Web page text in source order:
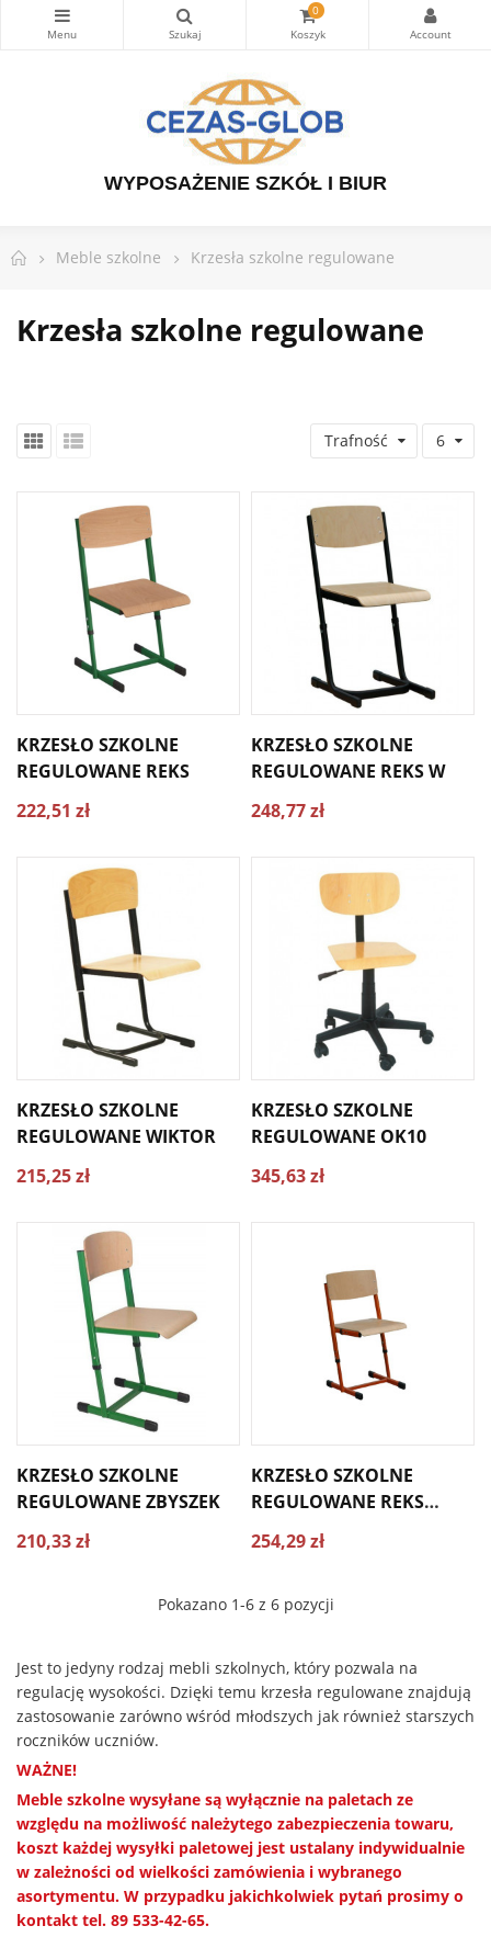
0
WYPOSAŻENIE SZKÓŁ I BIUR
Meble szkolne Krzesła szkolne regulowane
Krzesła szkolne regulowane
Trafność 6
KRZESŁO SZKOLNE
REGULOWANE REKS
222,51 zł
KRZESŁO SZKOLNE
REGULOWANE REKS W
248,77 zł
KRZESŁO SZKOLNE
REGULOWANE WIKTOR
215,25 zł
KRZESŁO SZKOLNE
REGULOWANE OK10
345,63 zł
KRZESŁO SZKOLNE
REGULOWANE ZBYSZEK
210,33 zł
KRZESŁO SZKOLNE
REGULOWANE REKS
TRZYROZMIAROWE
254,29 zł
Pokazano 1-6 z 6 pozycji
Jest to jedyny rodzaj mebli szkolnych, który pozwala na
regulację wysokości. Dzięki temu krzesła regulowane znajdują
zastosowanie zarówno wśród młodszych jak również starszych
roczników uczniów.
WAŻNE!
Meble szkolne wysyłane są wyłącznie na paletach ze
względu na możliwość należytego zabezpieczenia towaru,
koszt każdej wysyłki paletowej jest ustalany indywidualnie
w zależności od wielkości zamówienia i wybranego
asortymentu. W przypadku jakichkolwiek pytań prosimy o
kontakt tel. 89 533-42-65.